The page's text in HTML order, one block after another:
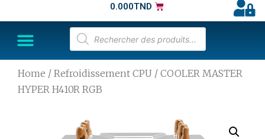
0.000TND
Home / Refroidissement CPU / COOLER MASTER
HYPER H410R RGB